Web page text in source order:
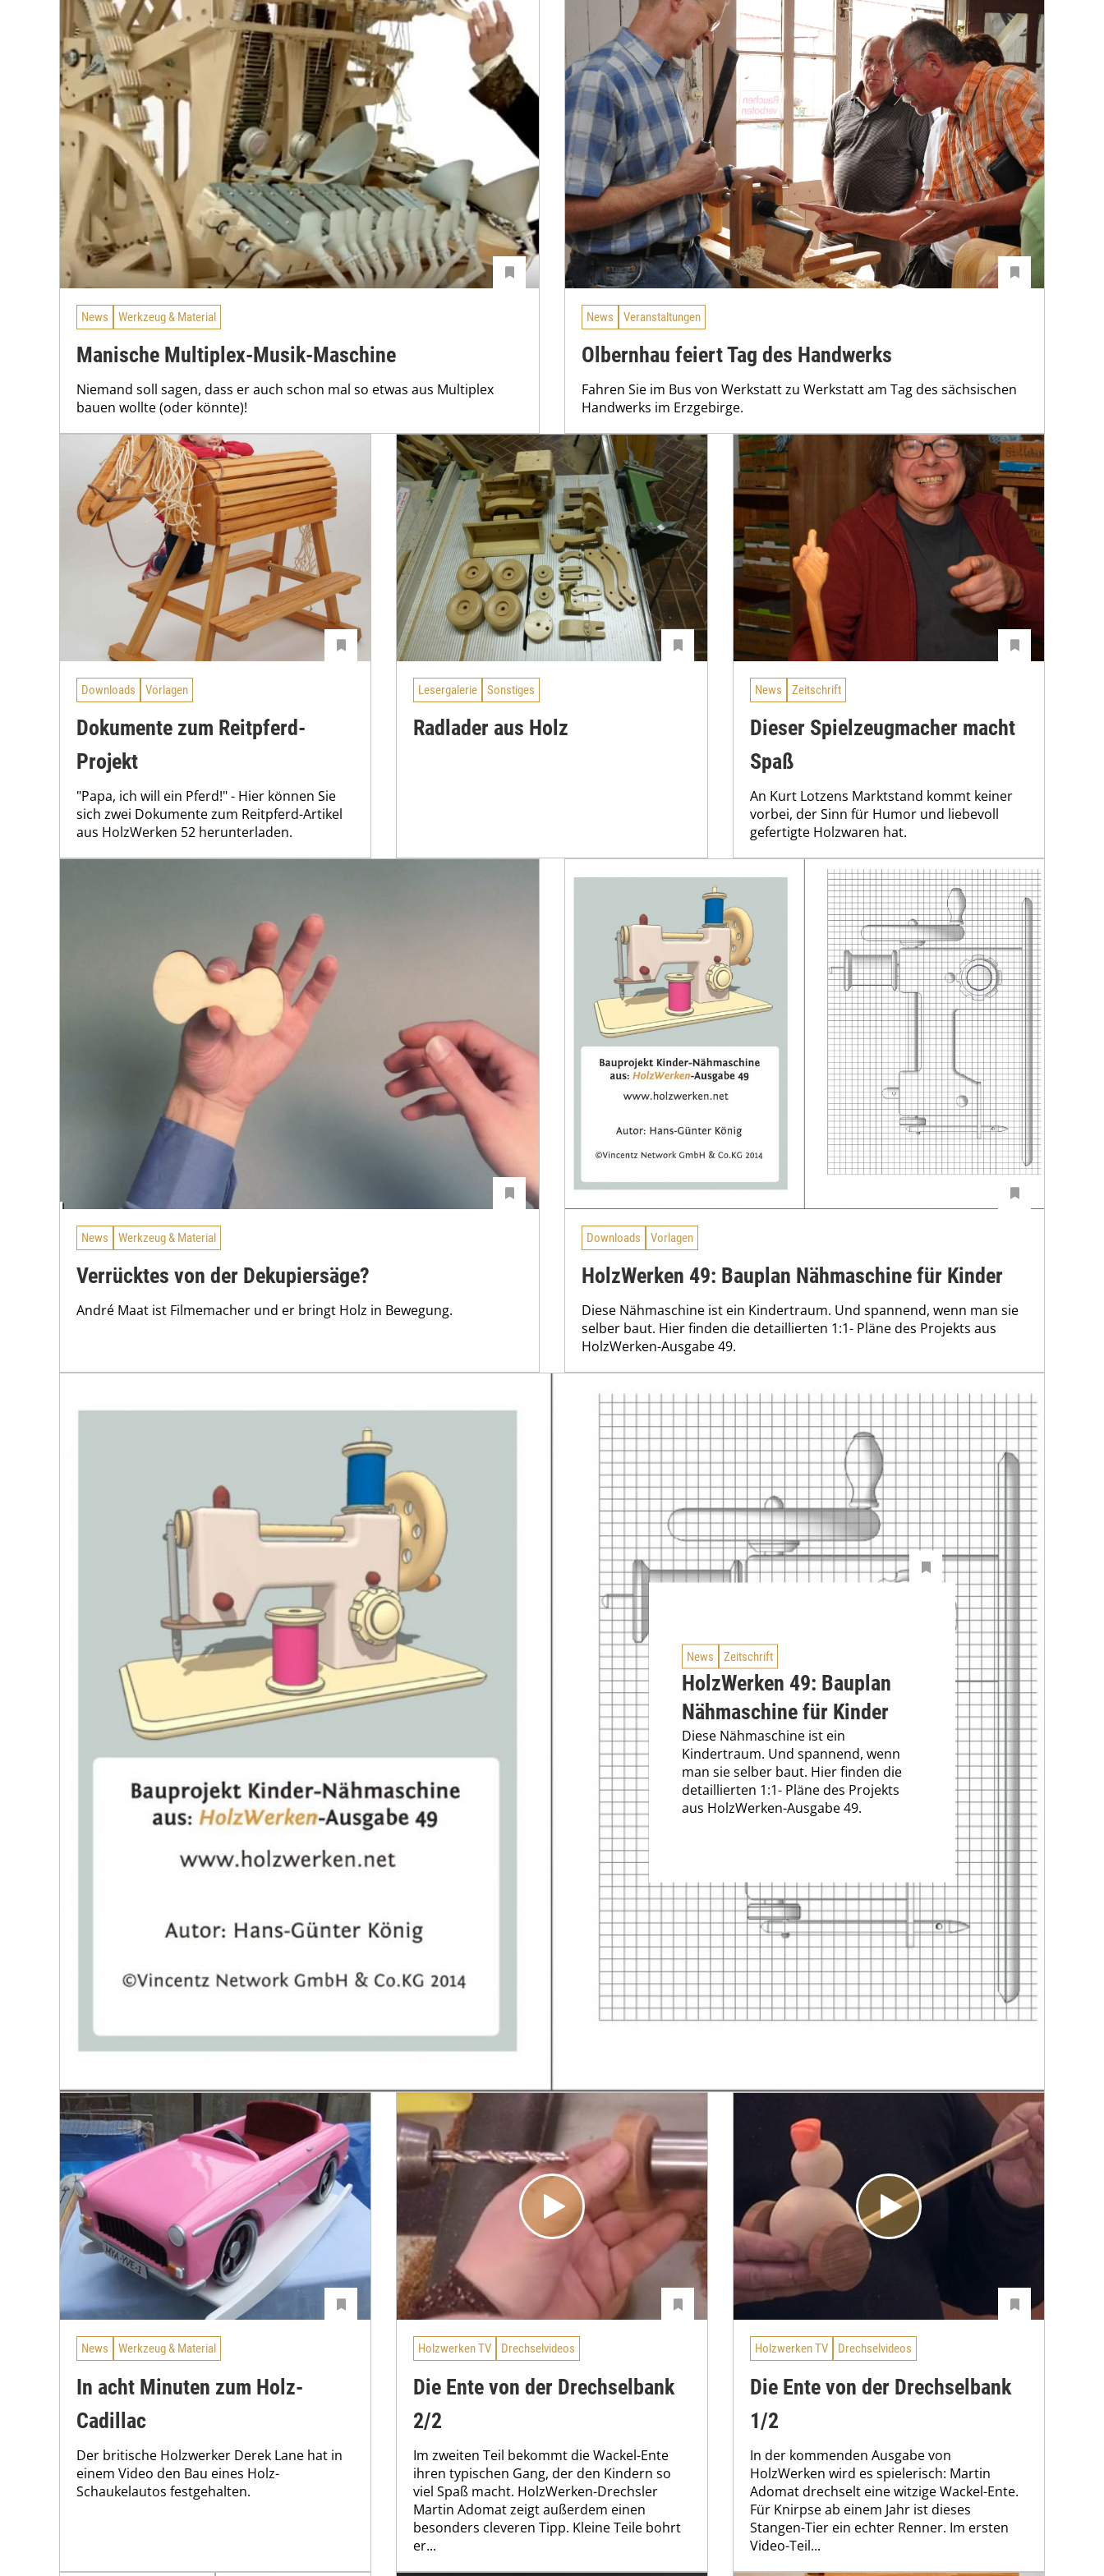
News Werkzeug & Material
Manische Multiplex-Musik-Maschine
Niemand soll sagen, dass er auch schon mal so etwas aus Multiplex
bauen wollte (oder könnte)!
News Veranstaltungen
Olbernhau feiert Tag des Handwerks
Fahren Sie im Bus von Werkstatt zu Werkstatt am Tag des sächsischen
Handwerks im Erzgebirge.
Downloads Vorlagen
Dokumente zum Reitpferd-
Projekt
"Papa, ich will ein Pferd!" - Hier können Sie
sich zwei Dokumente zum Reitpferd-Artikel
aus HolzWerken 52 herunterladen.
Lesergalerie Sonstiges
Radlader aus Holz
News Zeitschrift
Dieser Spielzeugmacher macht
Spaß
An Kurt Lotzens Marktstand kommt keiner
vorbei, der Sinn für Humor und liebevoll
gefertigte Holzwaren hat.
News Werkzeug & Material
Verrücktes von der Dekupiersäge?
André Maat ist Filmemacher und er bringt Holz in Bewegung.
Downloads Vorlagen
HolzWerken 49: Bauplan Nähmaschine für Kinder
Diese Nähmaschine ist ein Kindertraum. Und spannend, wenn man sie
selber baut. Hier finden die detaillierten 1:1- Pläne des Projekts aus
HolzWerken-Ausgabe 49.
News Zeitschrift
HolzWerken 49: Bauplan
Nähmaschine für Kinder
Diese Nähmaschine ist ein
Kindertraum. Und spannend, wenn
man sie selber baut. Hier finden die
detaillierten 1:1- Pläne des Projekts
aus HolzWerken-Ausgabe 49.
News Werkzeug & Material
In acht Minuten zum Holz-
Cadillac
Der britische Holzwerker Derek Lane hat in
einem Video den Bau eines Holz-
Schaukelautos festgehalten.
Holzwerken TV Drechselvideos
Die Ente von der Drechselbank
2/2
Im zweiten Teil bekommt die Wackel-Ente
ihren typischen Gang, der den Kindern so
viel Spaß macht. HolzWerken-Drechsler
Martin Adomat zeigt außerdem einen
besonders cleveren Tipp. Kleine Teile bohrt
er...
Holzwerken TV Drechselvideos
Die Ente von der Drechselbank
1/2
In der kommenden Ausgabe von
HolzWerken wird es spielerisch: Martin
Adomat drechselt eine witzige Wackel-Ente.
Für Knirpse ab einem Jahr ist dieses
Stangen-Tier ein echter Renner. Im ersten
Video-Teil...